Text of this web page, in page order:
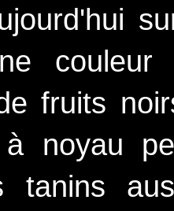
fruits
noyau
tanins